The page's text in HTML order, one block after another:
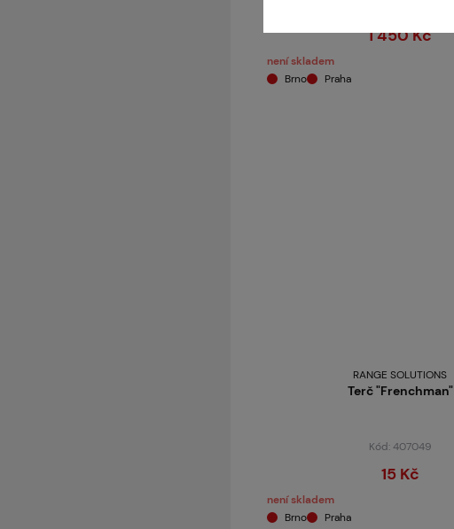
1 450 Kč
není skladem
Brno
Praha
RANGE SOLUTIONS
Terč "Frenchman"
Kód: 407049
15 Kč
není skladem
Brno
Praha